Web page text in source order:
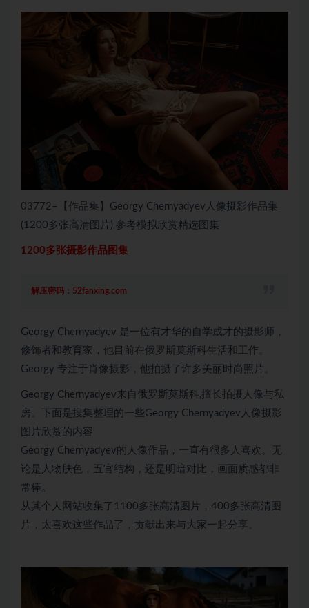
03772–【作品集】Georgy Chernyadyev人像摄影作品集
(1200多张高清图片) 参考模拟欣赏精选图集
1200多张摄影作品图集
解压密码：52fanxing.com
Georgy Chernyadyev 是一位有才华的自学成才的摄影师，
修饰者和教育家，他目前在俄罗斯莫斯科生活和工作。
Georgy 专注于肖像摄影，他拍摄了许多美丽时尚照片。
Georgy Chernyadyev来自俄罗斯莫斯科,擅长拍摄人像与私
房。下面是搜集整理的一些Georgy Chernyadyev人像摄影
图片欣赏的内容
Georgy Chernyadyev的人像作品，一直有很多人喜欢。无
论是人物肤色，五官结构，还是明暗对比，画面质感都非
常棒。
从其个人网站收集了1100多张高清图片，400多张高清图
片，太喜欢这些作品了，贡献出来与大家一起分享。